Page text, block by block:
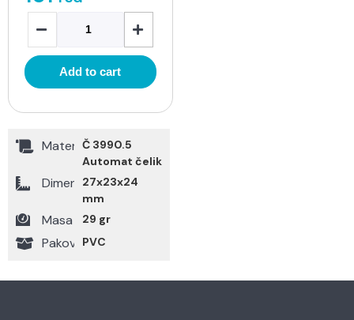
Add to cart
MaterijalČ 3990.5
Automat čelik
Dimenzije27x23x24
mm
Masa 29 gr
Pakovanje
PVC